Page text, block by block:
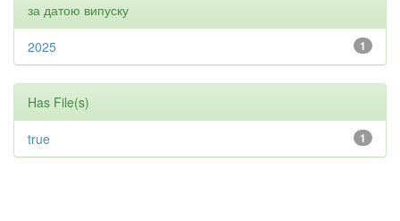
за датою випуску
1
2025
Has File(s)
1
true